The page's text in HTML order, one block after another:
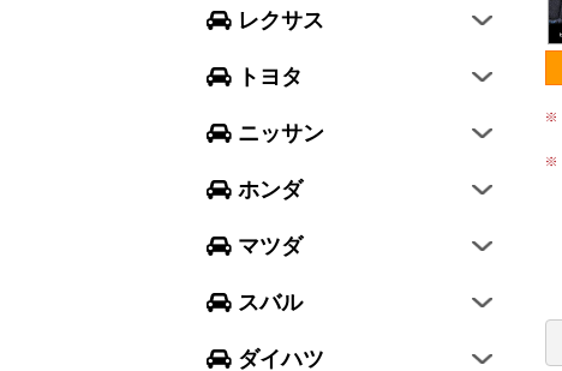
レクサス
LC
トヨタ
86
ニッサン
スカイライン
GT-R
ホンダ
N-WGN
グレイス
ヴェゼル
マツダ
アテンザ ワゴン
CX-3
ビアンテ
スバル
WRX S4
インプレッサ スポーツ
インプレッサ G4
エクシーガ クロスオーバー7
ダイハツ
ミラ
ミラ ココア
ムーヴ キャンバス
タント
スペーシア
ハスラー
エヴリィワゴン
スイフト
Aクラス